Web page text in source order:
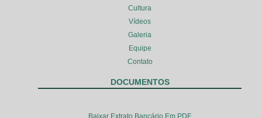
Cultura
Vídeos
Galeria
Equipe
Contato
DOCUMENTOS